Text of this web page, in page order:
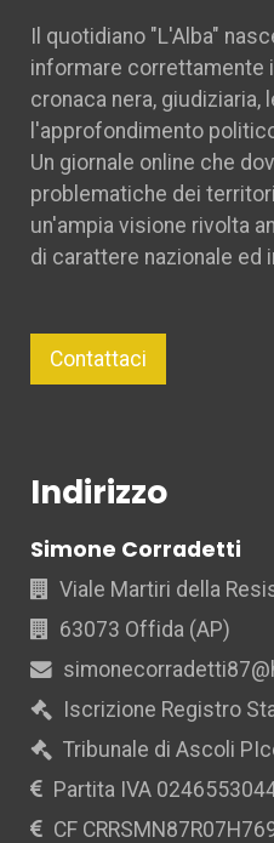
Il quotidiano "L'Alba"
informare correttamente
cronaca nera, giudiziaria,
l'approfondimento
Un giornale online che
problematiche dei
un'ampia visione rivolta
di carattere nazionale ed
Contattaci
Indirizzo
Simone Corradetti
Viale Martiri della
63073 Offida (AP)
Iscrizione Registro
Tribunale di Ascoli
Partita IVA
CF